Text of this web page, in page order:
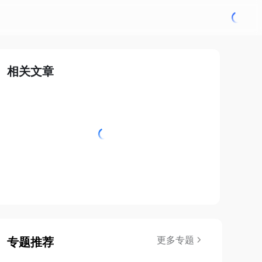
相关文章
专题推荐 更多专题